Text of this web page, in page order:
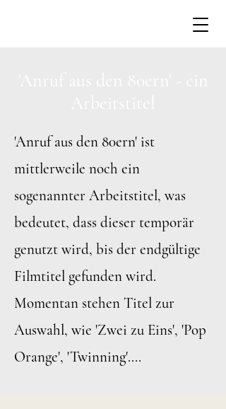
'Anruf aus den 80ern' ist
mittlerweile noch ein
sogenannter Arbeitstitel, was
bedeutet, dass dieser temporär
genutzt wird, bis der endgültige
Filmtitel gefunden wird.
Momentan stehen Titel zur
Auswahl, wie 'Zwei zu Eins', 'Pop
Orange', 'Twinning'....